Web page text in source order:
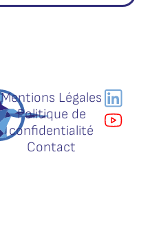
Mentions Légales
Politique de
confidentialité
Contact